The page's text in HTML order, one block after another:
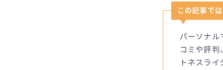
この記事では
パーソナル
コミや評判
トネスライ